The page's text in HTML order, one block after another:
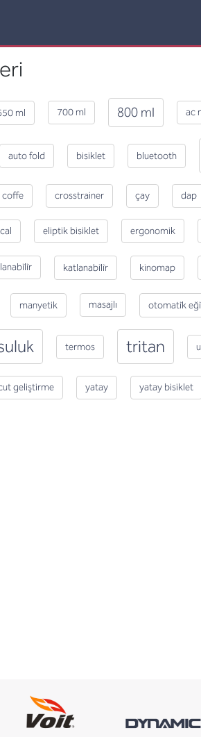
ml 700 ml 800 ml ac
auto fold bisiklet bluetooth
coffe crosstrainer çay dap
eliptik bisiklet ergonomik
katlanabi̇li̇r kinomap
manyetik masajlı otomati̇k
termos tritan
geliştirme yatay yatay bisiklet